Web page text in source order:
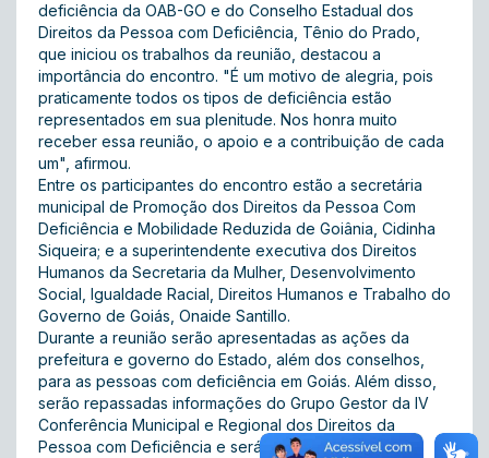
deficiência da OAB-GO e do Conselho Estadual dos
Direitos da Pessoa com Deficiência, Tênio do Prado,
que iniciou os trabalhos da reunião, destacou a
importância do encontro. "É um motivo de alegria, pois
praticamente todos os tipos de deficiência estão
representados em sua plenitude. Nos honra muito
receber essa reunião, o apoio e a contribuição de cada
um", afirmou.
Entre os participantes do encontro estão a secretária
municipal de Promoção dos Direitos da Pessoa Com
Deficiência e Mobilidade Reduzida de Goiânia, Cidinha
Siqueira; e a superintendente executiva dos Direitos
Humanos da Secretaria da Mulher, Desenvolvimento
Social, Igualdade Racial, Direitos Humanos e Trabalho do
Governo de Goiás, Onaide Santillo.
Durante a reunião serão apresentadas as ações da
prefeitura e governo do Estado, além dos conselhos,
para as pessoas com deficiência em Goiás. Além disso,
serão repassadas informações do Grupo Gestor da IV
Conferência Municipal e Regional dos Direitos da
Pessoa com Deficiência e será realizada uma